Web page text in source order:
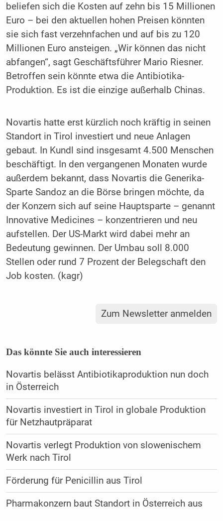
beliefen sich die Kosten auf zehn bis 15 Millionen
Euro – bei den aktuellen hohen Preisen könnten
sie sich fast verzehnfachen und auf bis zu 120
Millionen Euro ansteigen. „Wir können das nicht
abfangen“, sagt Geschäftsführer Mario Riesner.
Betroffen sein könnte etwa die Antibiotika-
Produktion. Es ist die einzige außerhalb Chinas.
Novartis hatte erst kürzlich noch kräftig in seinen
Standort in Tirol investiert und neue Anlagen
gebaut. In Kundl sind insgesamt 4.500 Menschen
beschäftigt. In den vergangenen Monaten wurde
außerdem bekannt, dass Novartis die Generika-
Sparte Sandoz an die Börse bringen möchte, da
der Konzern sich auf seine Hauptsparte – genannt
Innovative Medicines – konzentrieren und neu
aufstellen. Der US-Markt wird dabei mehr an
Bedeutung gewinnen. Der Umbau soll 8.000
Stellen oder rund 7 Prozent der Belegschaft den
Job kosten. (kagr)
Zum Newsletter anmelden
Das könnte Sie auch interessieren
Novartis belässt Antibiotikaproduktion nun doch
in Österreich
Novartis investiert in Tirol in globale Produktion
für Netzhautpräparat
Novartis verlegt Produktion von slowenischem
Werk nach Tirol
Förderung für Penicillin aus Tirol
Pharmakonzern baut Standort in Österreich aus